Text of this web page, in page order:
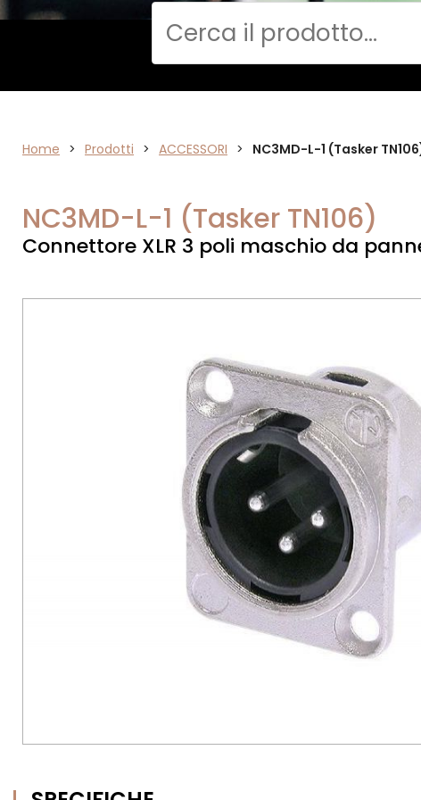
VIDEO
Cerca
Home > Prodotti > ACCESSORI > NC3MD-L-1 (Tasker
NC3MD-L-1 (Tasker TN106)
Connettore XLR 3 poli maschio da